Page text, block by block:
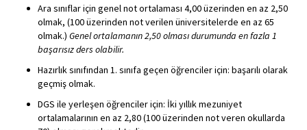
Ara sınıflar için genel not ortalaması 4,00 üzerinden en az 2,50
olmak, (100 üzerinden not verilen üniversitelerde en az 65
olmak.) Genel ortalamanın2,50olmasıdurumunda enfazla 1
başarısızders olabilir.
Hazırlık sınıfından 1. sınıfa geçen öğrenciler için: başarılı olarak
geçmiş olmak.
DGS ile yerleşen öğrenciler için: İki yıllık mezuniyet
ortalamalarının en az 2,80 (100 üzerinden not veren okullarda